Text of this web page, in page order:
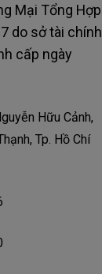
Mại Tổng Hợp
do sở tài chính
cấp ngày
Hữu Cảnh,
Tp. Hồ Chí